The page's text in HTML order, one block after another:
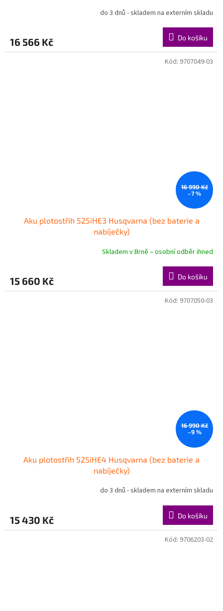
R
M
A
do 3 dnů - skladem na externím skladu
16 566 Kč Do košíku
16 990 Kč
–7 %
Aku plotostřih 525iHE3 Husqvarna (bez baterie a
nabíječky)
Skladem v Brně – osobní odběr ihned
15 660 Kč Do košíku
Kód: 9707049-03
16 990 Kč
–9 %
Aku plotostřih 525iHE4 Husqvarna (bez baterie a
nabíječky)
do 3 dnů - skladem na externím skladu
15 430 Kč Do košíku
Kód: 9707050-03
Kód: 9706203-02